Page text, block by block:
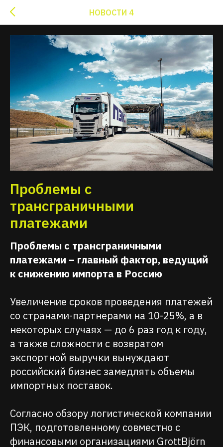
НОВОСТИ 4
Проблемы с
трансграничными
платежами
Проблемы с трансграничными
платежами – главный фактор, ведущий
к снижению импорта в Россию
Увеличение сроков проведения платежей
со странами-партнерами на 10-25%, а в
некоторых случаях — до 6 раз год к году,
а также сложности с возвратом
экспортной выручки вынуждают
российский бизнес замедлять объемы
импортных поставок.
Согласно обзору логистической компании
ПЭК, подготовленному совместно с
финансовыми организациями GrottBjörn